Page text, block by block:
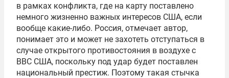
в рамках конфликта, где на карту поставлено
немного жизненно важных интересов США, если
вообще какие-либо. Россия, отмечает автор,
понимает это и может не захотеть отступаться в
случае открытого противостояния в воздухе с
ВВС США, поскольку под удар будет поставлен
национальный престиж. Поэтому такая стычка